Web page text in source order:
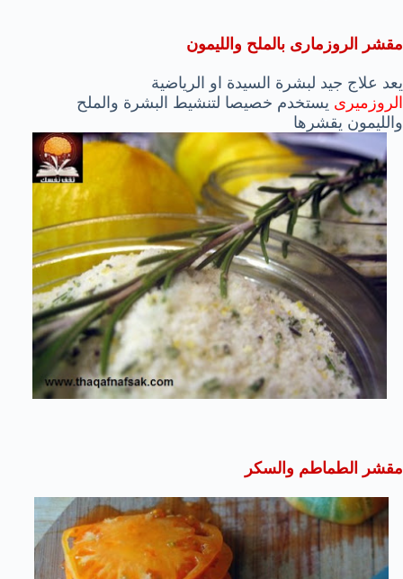
مقشر الروزمارى بالملح والليمون
يعد علاج جيد لبشرة السيدة او الرياضية
الروزميرى يستخدم خصيصا لتنشيط البشرة والملح
والليمون يقشرها
مقشر الطماطم والسكر